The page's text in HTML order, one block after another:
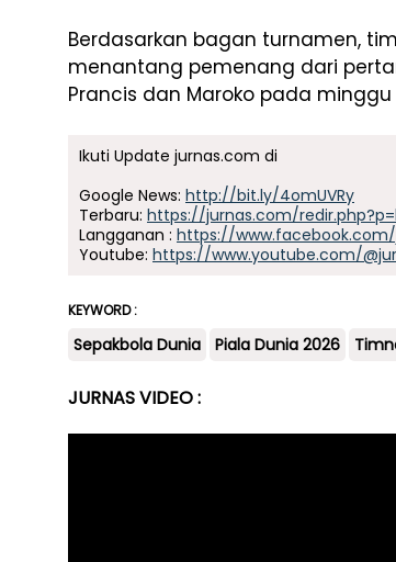
Berdasarkan bagan turnamen,
menantang pemenang dari
Prancis dan Maroko pada
Ikuti Update jurnas.com di
Google News: http://bit.ly/4omUVRy
Terbaru: https://jurnas.com/
Langganan : https://
Youtube: https://www.youtube.com/
KEYWORD :
Sepakbola Dunia Piala Dunia 2026
JURNAS VIDEO :